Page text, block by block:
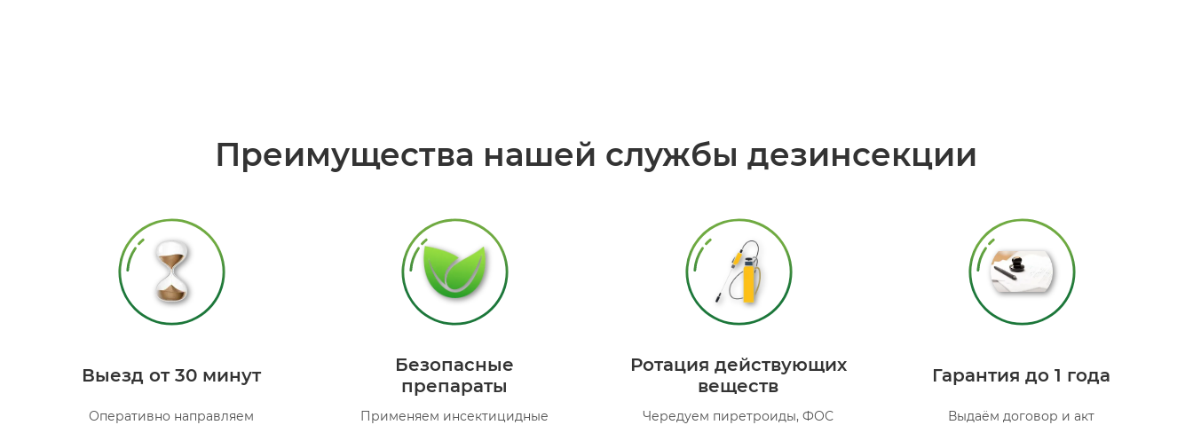
Преимущества нашей службы дезинсекции
Выезд от 30 минут
Оперативно направляем
Безопасные
препараты
Применяем инсектицидные
Ротация действующих
веществ
Чередуем пиретроиды, ФОС
Гарантия до 1 года
Выдаём договор и акт